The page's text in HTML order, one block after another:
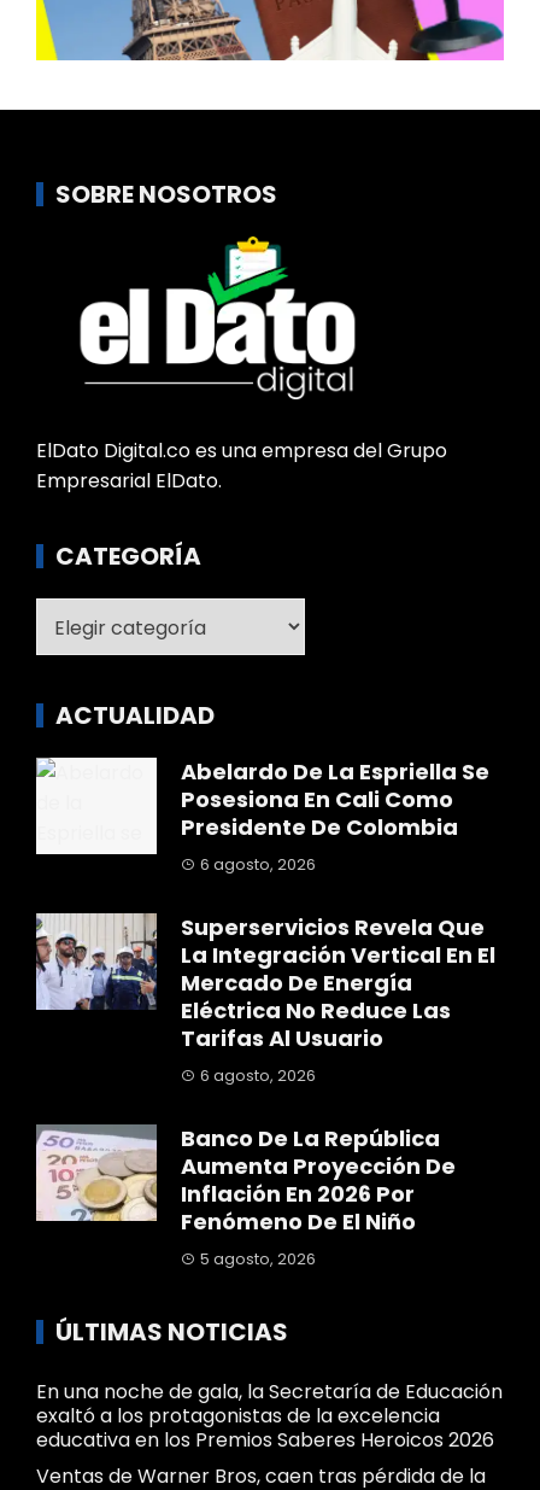
SOBRE NOSOTROS
ElDato Digital.co es una empresa del Grupo
Empresarial ElDato.
CATEGORÍA
ACTUALIDAD
Abelardo De La Espriella Se
Posesiona En Cali Como
Presidente De Colombia
6 agosto, 2026
Superservicios Revela Que
La Integración Vertical En El
Mercado De Energía
Eléctrica No Reduce Las
Tarifas Al Usuario
6 agosto, 2026
Banco De La República
Aumenta Proyección De
Inflación En 2026 Por
Fenómeno De El Niño
5 agosto, 2026
ÚLTIMAS NOTICIAS
En una noche de gala, la Secretaría de Educación
exaltó a los protagonistas de la excelencia
educativa en los Premios Saberes Heroicos 2026
Ventas de Warner Bros, caen tras pérdida de la